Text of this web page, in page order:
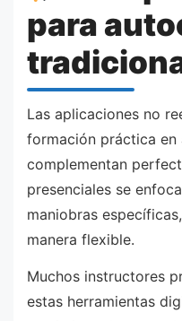
para
Las aplicaciones no
formación práctica en
complementan
presenciales se
maniobras
manera flexible.
Muchos instructores
estas herramientas